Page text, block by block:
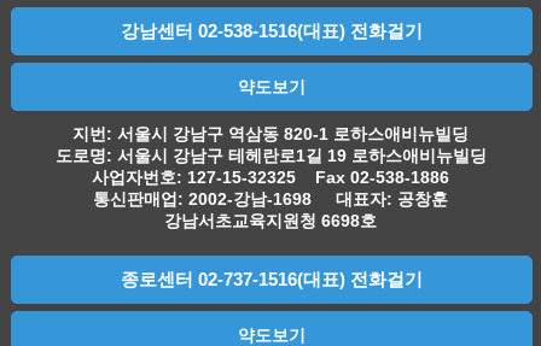
강남센터 02-538-1516(대표) 전화걸기
약도보기
지번: 서울시 강남구 역삼동 820-1 로하스애비뉴빌딩
도로명: 서울시 강남구 테헤란로1길 19 로하스애비뉴빌딩
사업자번호: 127-15-32325 Fax 02-538-1886
통신판매업: 2002-강남-1698 대표자: 공창훈
강남서초교육지원청 6698호
종로센터 02-737-1516(대표) 전화걸기
약도보기